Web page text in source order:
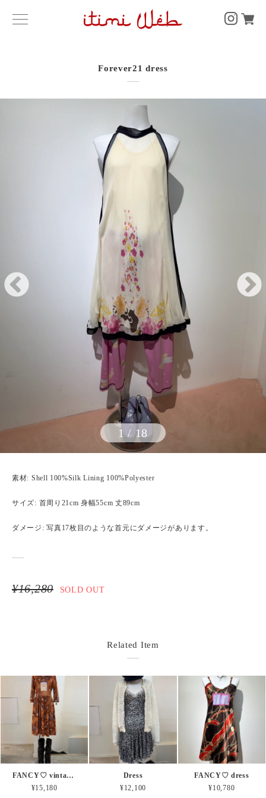
Forever21 dress
1/ 18
素材: Shell 100%Silk Lining 100%Polyester
サイズ: 首周り21cm 身幅55cm 丈89cm
ダメージ: 写真17枚目のような首元にダメージがあります。
¥16,280 SOLD OUT
Related Item
FANCY♡ vintage dress
¥15,180
Dress
¥12,100
FANCY♡ dress
¥10,780